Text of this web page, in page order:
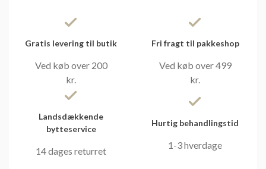
Gratis levering til butik
Ved køb over 200
kr.
Fri fragt til pakkeshop
Ved køb over 499
kr.
Landsdækkende
bytteservice
14 dages returret
Hurtig behandlingstid
1-3 hverdage